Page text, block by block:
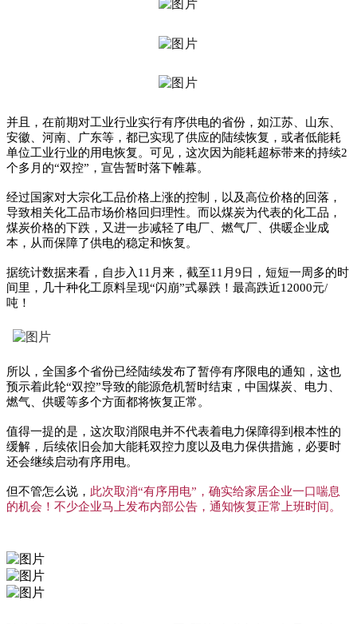
并且，在前期对工业行业实行有序供电的省份，如江苏、山东、
安徽、河南、广东等，都已实现了供应的陆续恢复，或者低能耗
单位工业行业的用电恢复。可见，这次因为能耗超标带来的持续2
个多月的“双控”，宣告暂时落下帷幕。
经过国家对大宗化工品价格上涨的控制，以及高位价格的回落，
导致相关化工品市场价格回归理性。而以煤炭为代表的化工品，
煤炭价格的下跌，又进一步减轻了电厂、燃气厂、供暖企业成
本，从而保障了供电的稳定和恢复。
据统计数据来看，自步入11月来，截至11月9日，短短一周多的时
间里，几十种化工原料呈现“闪崩”式暴跌！最高跌近12000元/
吨！
所以，全国多个省份已经陆续发布了暂停有序限电的通知，这也
预示着此轮“双控”导致的能源危机暂时结束，中国煤炭、电力、
燃气、供暖等多个方面都将恢复正常。
值得一提的是，这次取消限电并不代表着电力保障得到根本性的
缓解，后续依旧会加大能耗双控力度以及电力保供措施，必要时
还会继续启动有序用电。
但不管怎么说， 此次取消“有序用电”，确实给家居企业一口喘息
的机会！不少企业马上发布内部公告，通知恢复正常上班时间。